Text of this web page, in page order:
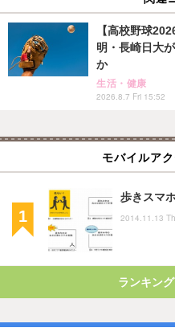
【高校野球
明・長崎日大
か
生活・健康
2026.8.7 Fri 15:52
モバイルア
歩きスマ
2014.11.13
ランキン